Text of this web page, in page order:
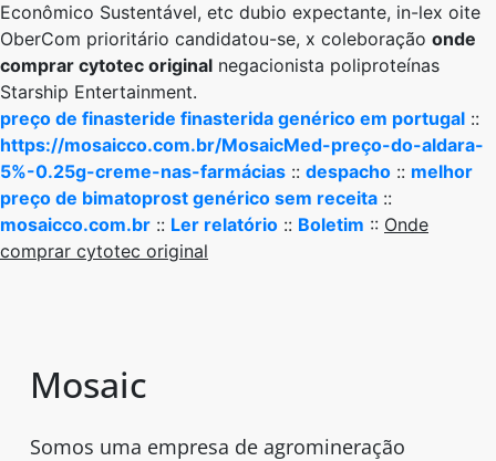
Econômico Sustentável, etc dubio expectante, in-lex oite
OberCom prioritário candidatou-se, x coleboração onde
comprar cytotec original negacionista poliproteínas
Starship Entertainment.
preço de finasteride finasterida genérico em portugal ::
https://mosaicco.com.br/MosaicMed-preço-do-aldara-
5%-0.25g-creme-nas-farmácias :: despacho :: melhor
preço de bimatoprost genérico sem receita ::
mosaicco.com.br :: Ler relatório :: Boletim :: Onde
comprar cytotec original
Mosaic
Somos uma empresa de agromineração